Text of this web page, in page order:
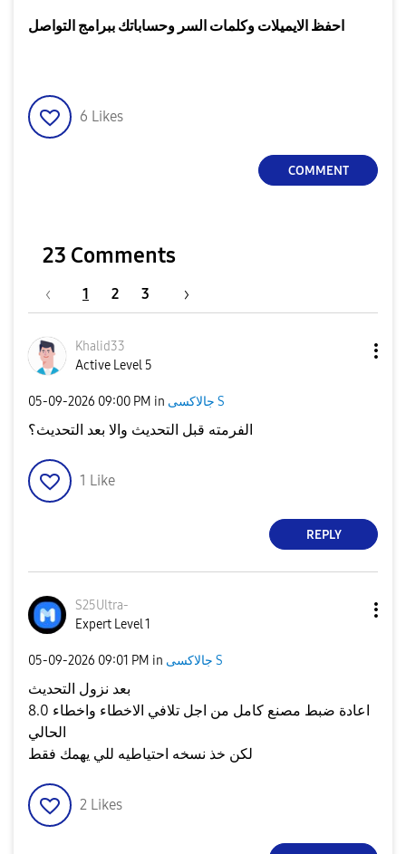
احفظ الايميلات وكلمات السر وحساباتك ببرامج التواصل
6 Likes
COMMENT
23 Comments
1 2 3
Khalid33
Active Level 5
‎05-09-2026 09:00 PM in جالاكسى S
الفرمته قبل التحديث والا بعد التحديث؟
1 Like
REPLY
S25Ultra-
Expert Level 1
‎05-09-2026 09:01 PM in جالاكسى S
بعد نزول التحديث
اعادة ضبط مصنع كامل من اجل تلافي الاخطاء واخطاء 8.0
الحالي
لكن خذ نسخه احتياطيه للي يهمك فقط
2 Likes